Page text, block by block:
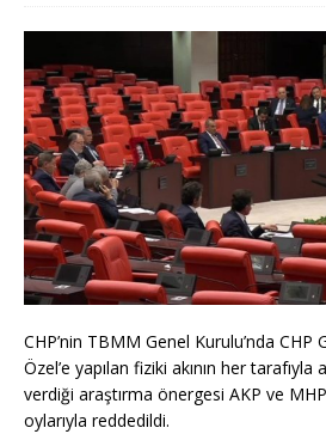
CHP’nin TBMM Genel Kurulu’nda CHP
Özel’e yapılan fiziki akının her tarafıyla
verdiği araştırma önergesi AKP ve
oylarıyla reddedildi.